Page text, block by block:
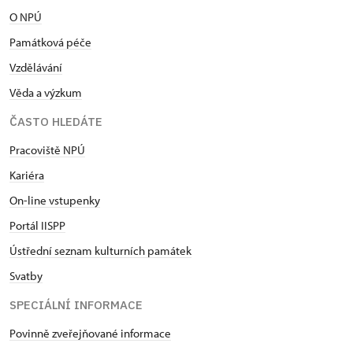
O NPÚ
Památková péče
Vzdělávání
Věda a výzkum
ČASTO HLEDÁTE
Pracoviště NPÚ
Kariéra
On-line vstupenky
Portál IISPP
Ústřední seznam kulturních památek
Svatby
SPECIÁLNÍ INFORMACE
Povinně zveřejňované informace